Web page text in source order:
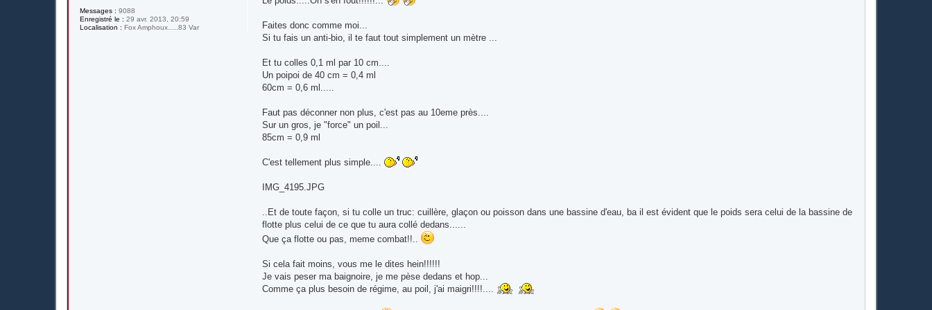
Messages : 9088
Enregistré le : 29 avr. 2013, 20:59
Localisation : Fox Amphoux.....83 Var
Faites donc comme moi...
Si tu fais un anti-bio, il te faut tout simplement un mètre ...
Et tu colles 0,1 ml par 10 cm....
Un poipoi de 40 cm = 0,4 ml
60cm = 0,6 ml.....
Faut pas déconner non plus, c'est pas au 10eme près....
Sur un gros, je "force" un poil...
85cm = 0,9 ml
C'est tellement plus simple....
IMG_4195.JPG
..Et de toute façon, si tu colle un truc: cuillère, glaçon ou poisson dans une bassine d'eau, ba il est évident que le poids sera celui de la bassine de
flotte plus celui de ce que tu aura collé dedans......
Que ça flotte ou pas, meme combat!!..
Si cela fait moins, vous me le dites hein!!!!!!
Je vais peser ma baignoire, je me pèse dedans et hop...
Comme ça plus besoin de régime, au poil, j'ai maigri!!!!....